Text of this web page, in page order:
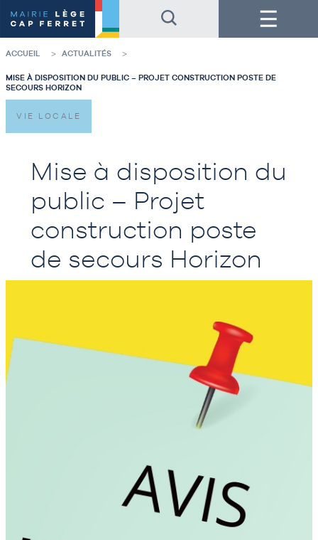
au
contenu
de
la
au
pied
de
page
Menu
ACCUEIL ACTUALITÉS
MISE À DISPOSITION DU PUBLIC – PROJET CONSTRUCTION POSTE DE
SECOURS HORIZON
Mise à disposition du
public – Projet
construction poste
de secours Horizon
VIE LOCALE